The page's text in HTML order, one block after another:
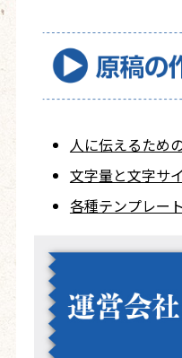
人に伝えるため
文字量と文字サ
各種テンプレート